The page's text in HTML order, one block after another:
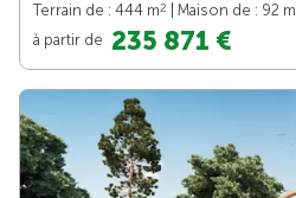
Terrain de : 444 m2 | Maison de : 92 m
à partir de 235 871 €